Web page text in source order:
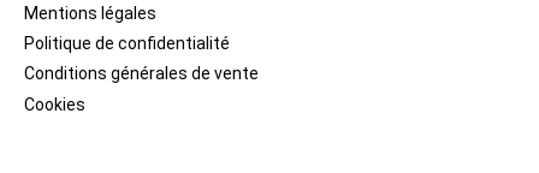
Mentions légales
Politique de confidentialité
Conditions générales de vente
Cookies